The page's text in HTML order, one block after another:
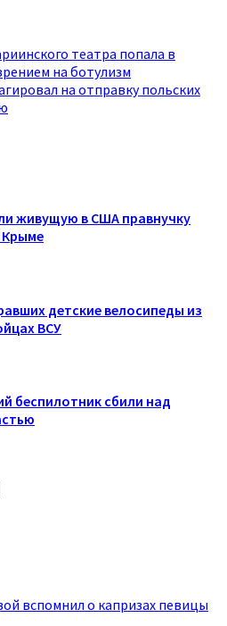
театра попала в
на ботулизм
на отправку польских
живущую в США правнучку
Крыме
детские велосипеды из
ВСУ
беспилотник сбили над
вспомнил о капризах певицы